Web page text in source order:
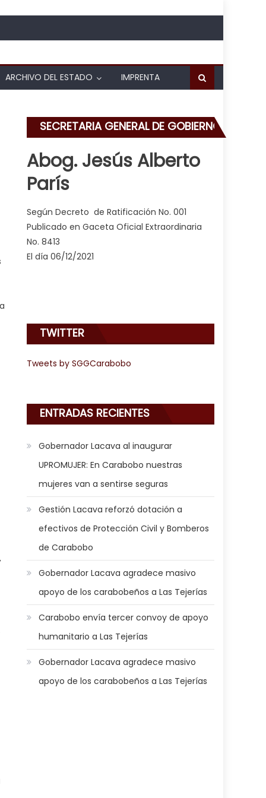
ARCHIVO DEL ESTADO IMPRENTA
de emergencias en la ARC
SECRETARIA GENERAL DE GOBIERNO
Abog. Jesús Alberto
París
Según Decreto de Ratificación No. 001
Publicado en Gaceta Oficial Extraordinaria
No. 8413
El día 06/12/2021
TWITTER
Tweets by SGGCarabobo
ENTRADAS RECIENTES
Gobernador Lacava al inaugurar
UPROMUJER: En Carabobo nuestras
mujeres van a sentirse seguras
Gestión Lacava reforzó dotación a
efectivos de Protección Civil y Bomberos
de Carabobo
Gobernador Lacava agradece masivo
apoyo de los carabobeños a Las Tejerías
Carabobo envía tercer convoy de apoyo
humanitario a Las Tejerías
Gobernador Lacava agradece masivo
apoyo de los carabobeños a Las Tejerías